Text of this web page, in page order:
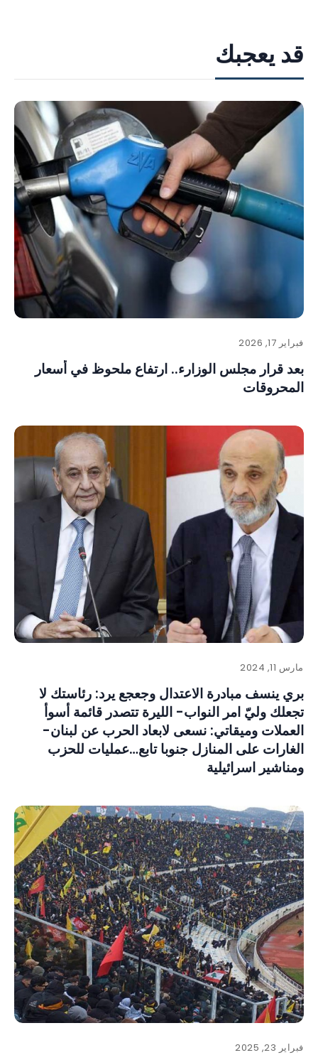
قد يعجبك
فبراير 17, 2026
بعد قرار مجلس الوزارء.. ارتفاع ملحوظ في أسعار
المحروقات
مارس 11, 2024
بري ينسف مبادرة الاعتدال وجعجع يرد: رئاستك لا
تجعلك وليّ امر النواب- الليرة تتصدر قائمة أسوأ
العملات وميقاتي: نسعى لابعاد الحرب عن لبنان-
الغارات على المنازل جنوبا تابع…عمليات للحزب
ومناشير اسرائيلية
فبراير 23, 2025